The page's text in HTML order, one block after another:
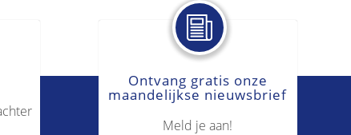
Ontvang gratis onze
maandelijkse nieuwsbrief
Meld je aan!